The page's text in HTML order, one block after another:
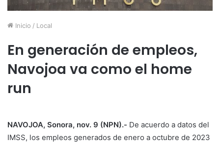
Inicio / Local
En generación de empleos,
Navojoa va como el home
run
NAVOJOA, Sonora, nov. 9 (NPN).- De acuerdo a datos del
IMSS, los empleos generados de enero a octubre de 2023